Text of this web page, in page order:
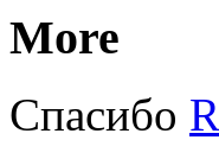
More
Спасибо